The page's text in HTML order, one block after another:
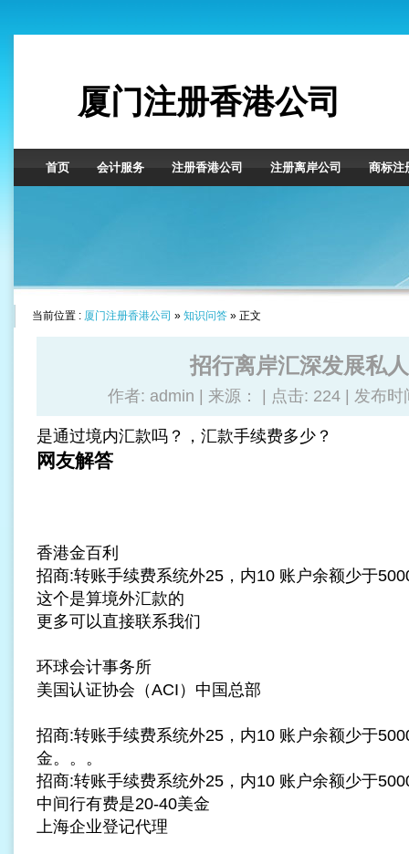
厦门注册香港公司
首页 会计服务 注册香港公司 注册离岸公司 商标注
当前位置 : 厦门注册香港公司 » 知识问答» 正文
招行离岸汇深发展私
作者: admin | 来源： | 点击: 224 | 发布时
是通过境内汇款吗？，汇款手续费多少？
网友解答
香港金百利
招商:转账手续费系统外25，内10 账户余额少于
这个是算境外汇款的
更多可以直接联系我们
环球会计事务所
美国认证协会（ACI）中国总部
招商:转账手续费系统外25，内10 账户余额少于
金。。。
招商:转账手续费系统外25，内10 账户余额少于
中间行有费是20-40美金
上海企业登记代理